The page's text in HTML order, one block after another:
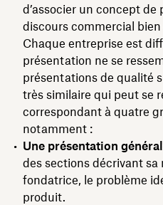
d’associer un concept
discours commercial bien
Chaque entreprise est
présentation ne se
présentations de qualité
très similaire qui peut se
correspondant à quatre
notamment :
Une présentation
des sections décrivant sa
fondatrice, le problème
produit.